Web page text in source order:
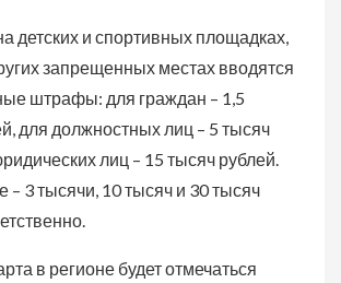
детских и спортивных площадках,
запрещенных местах вводятся
штрафы: для граждан – 1,5
для должностных лиц – 5 тысяч
лиц – 15 тысяч рублей.
– 3 тысячи, 10 тысяч и 30 тысяч
в регионе будет отмечаться